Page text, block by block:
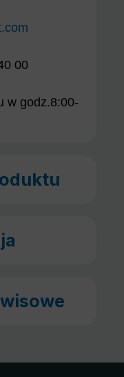
00
w godz.8:00-